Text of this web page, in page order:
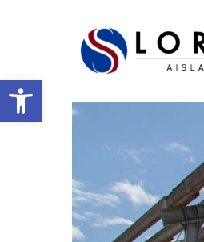
Open toolbar